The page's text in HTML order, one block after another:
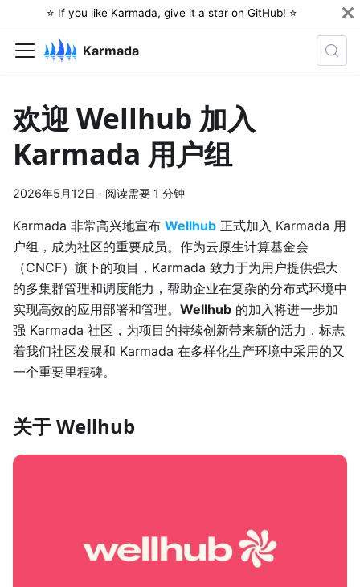
⭐️ If you like Karmada, give it a star on GitHub! ⭐️
Karmada
欢迎 Wellhub 加入
Karmada 用户组
2026年5月12日 · 阅读需要 1 分钟
Karmada 非常高兴地宣布 Wellhub 正式加入 Karmada 用
户组，成为社区的重要成员。作为云原生计算基金会
（CNCF）旗下的项目，Karmada 致力于为用户提供强大
的多集群管理和调度能力，帮助企业在复杂的分布式环境中
实现高效的应用部署和管理。 Wellhub 的加入将进一步加
强 Karmada 社区，为项目的持续创新带来新的活力，标志
着我们社区发展和 Karmada 在多样化生产环境中采用的又
一个重要里程碑。
关于 Wellhub